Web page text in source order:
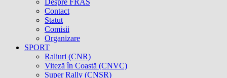
Despre FRAS
Contact
Statut
Comisii
Organizare
SPORT
Raliuri (CNR)
Viteză în Coastă (CNVC)
Super Rally (CNSR)